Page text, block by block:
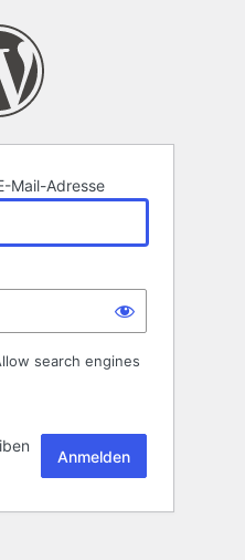
Mail-Adresse
search engines